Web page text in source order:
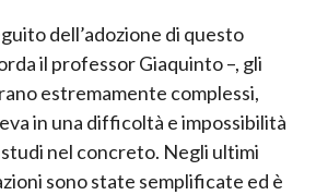
dell’adozione di questo
il professor Giaquinto –, gli
estremamente complessi,
in una difficoltà e impossibilità
nel concreto. Negli ultimi
sono state semplificate ed è